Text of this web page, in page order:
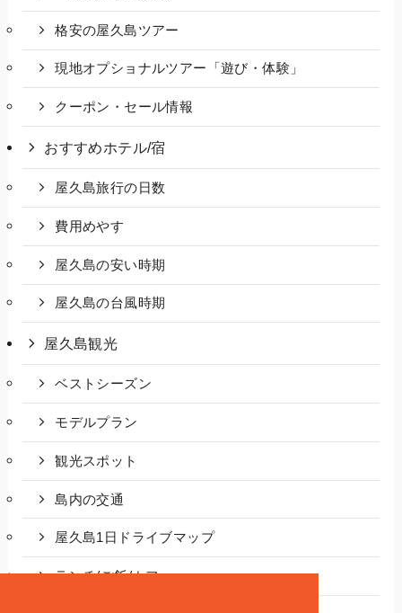
格安の屋久島ツアー
現地オプショナルツアー「遊び・体験」
クーポン・セール情報
おすすめホテル/宿
屋久島旅行の日数
費用めやす
屋久島の安い時期
屋久島の台風時期
屋久島観光
ベストシーズン
モデルプラン
観光スポット
島内の交通
屋久島1日ドライブマップ
ランチ/ご飯/カフェ